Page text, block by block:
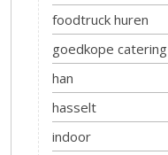
foodtruck huren
goedkope catering
han
hasselt
indoor